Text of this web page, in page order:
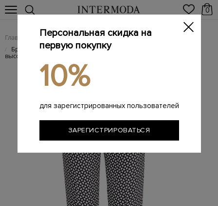
0
Главная Женщинам / Женская одежда / Женские брюки
/ Брюки-палаццо в монохромной черно-белой гамме с
высокой посадкой
Персональная скидка на
первую покупку
10%
для зарегистрированных пользователей
ЗАРЕГИСТРИРОВАТЬСЯ